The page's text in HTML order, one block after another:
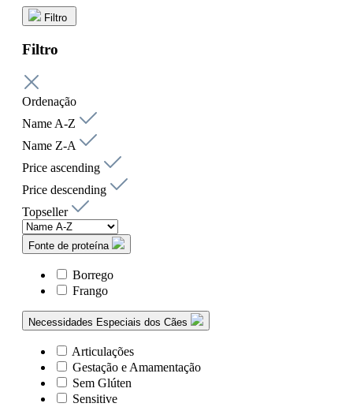
Filtro
Filtro
Ordenação
Name A-Z
Name Z-A
Price ascending
Price descending
Topseller
Fonte de proteína
Borrego
Frango
Necessidades Especiais dos Cães
Articulações
Gestação e Amamentação
Sem Glúten
Sensitive